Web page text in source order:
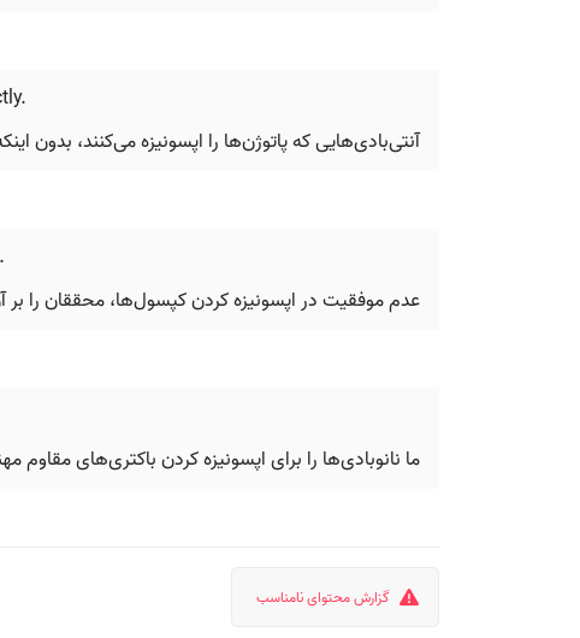
آنتی‌بادی‌هایی که پاتوژن‌ها را اپسونیزه می‌کنند، بدون
عدم موفقیت در اپسونیزه کردن کپسول‌ها، محققان را بر
ما نانوبادی‌ها را برای اپسونیزه کردن باکتری‌های
گزارش محتوای نامناسب